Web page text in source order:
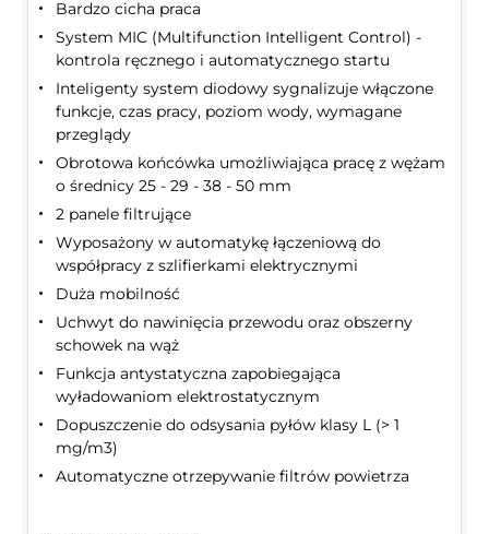
Bardzo cicha praca
System MIC (Multifunction Intelligent Control) -
kontrola ręcznego i automatycznego startu
Inteligenty system diodowy sygnalizuje włączone
funkcje, czas pracy, poziom wody, wymagane
przeglądy
Obrotowa końcówka umożliwiająca pracę z wężam
o średnicy 25 - 29 - 38 - 50 mm
2 panele filtrujące
Wyposażony w automatykę łączeniową do
współpracy z szlifierkami elektrycznymi
Duża mobilność
Uchwyt do nawinięcia przewodu oraz obszerny
schowek na wąż
Funkcja antystatyczna zapobiegająca
wyładowaniom elektrostatycznym
Dopuszczenie do odsysania pyłów klasy L (> 1
mg/m3)
Automatyczne otrzepywanie filtrów powietrza